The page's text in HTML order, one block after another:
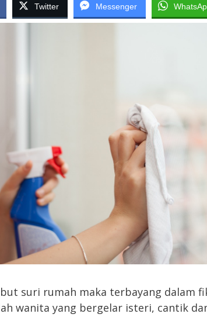
Twitter Messenger
suri rumah maka terbayang dalam
wanita yang bergelar isteri, cantik